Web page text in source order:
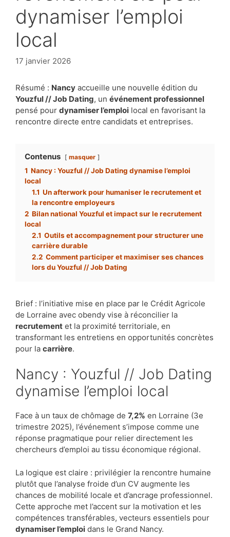
dynamiser l’emploi
local
17 janvier 2026
Résumé : Nancy accueille une nouvelle édition du
Youzful // Job Dating, un événement professionnel
pensé pour dynamiser l’emploi local en favorisant la
rencontre directe entre candidats et entreprises.
Contenus masquer
1 Nancy : Youzful // Job Dating dynamise l’emploi
local
1.1 Un afterwork pour humaniser le recrutement et
la rencontre employeurs
2 Bilan national Youzful et impact sur le recrutement
local
2.1 Outils et accompagnement pour structurer une
carrière durable
2.2 Comment participer et maximiser ses chances
lors du Youzful // Job Dating
Brief : l’initiative mise en place par le Crédit Agricole
de Lorraine avec obendy vise à réconcilier la
recrutement et la proximité territoriale, en
transformant les entretiens en opportunités concrètes
pour la carrière.
Nancy : Youzful // Job Dating
dynamise l’emploi local
Face à un taux de chômage de 7,2% en Lorraine (3e
trimestre 2025), l’événement s’impose comme une
réponse pragmatique pour relier directement les
chercheurs d’emploi au tissu économique régional.
La logique est claire : privilégier la rencontre humaine
plutôt que l’analyse froide d’un CV augmente les
chances de mobilité locale et d’ancrage professionnel.
Cette approche met l’accent sur la motivation et les
compétences transférables, vecteurs essentiels pour
dynamiser l’emploi dans le Grand Nancy.